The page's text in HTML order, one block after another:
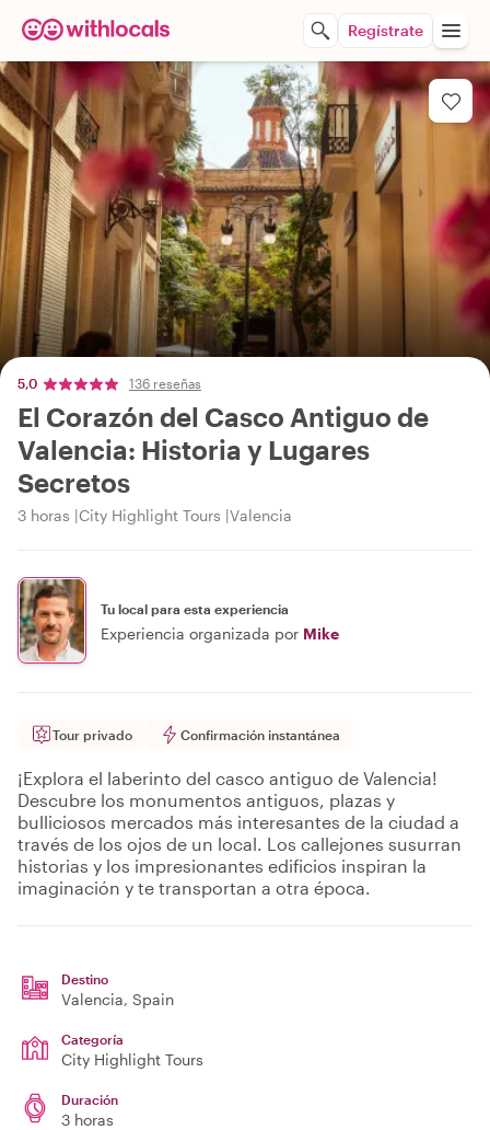
Regístrate
5,0 136 reseñas
El Corazón del Casco Antiguo de
Valencia: Historia y Lugares
Secretos
3 horas City Highlight Tours Valencia
Tu local para esta experiencia
Experiencia organizada por Mike
Tour privado Confirmación instantánea
¡Explora el laberinto del casco antiguo de Valencia!
Descubre los monumentos antiguos, plazas y
bulliciosos mercados más interesantes de la ciudad a
través de los ojos de un local. Los callejones susurran
historias y los impresionantes edificios inspiran la
imaginación y te transportan a otra época.
Destino
Valencia, Spain
Categoría
City Highlight Tours
Duración
3 horas